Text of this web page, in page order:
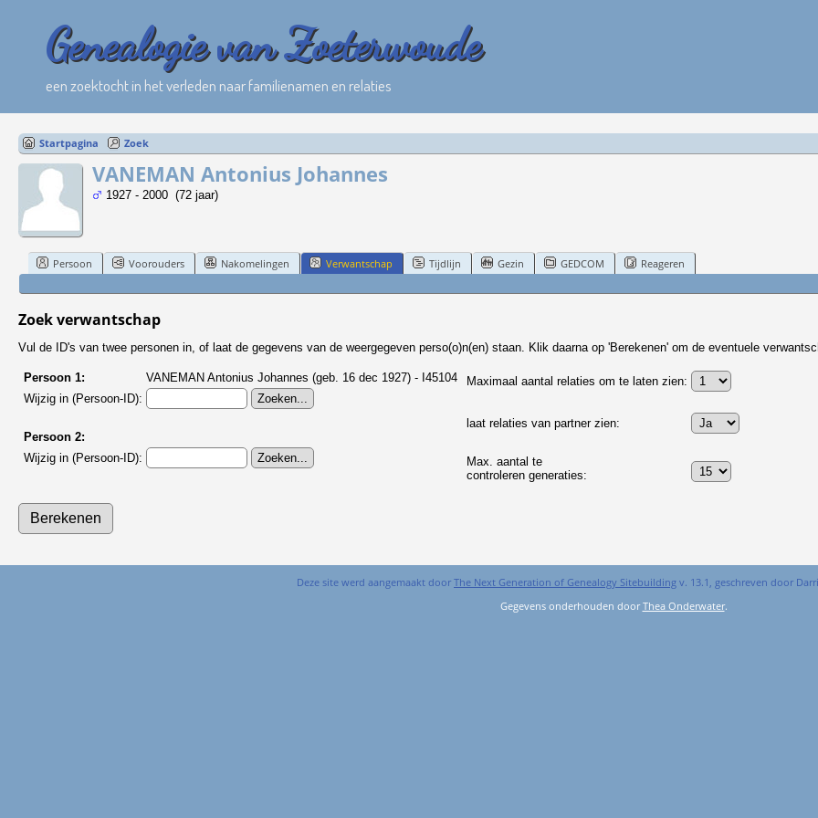
Genealogie van Zoeterwoude
een zoektocht in het verleden naar familienamen en relaties
Startpagina Zoek
VANEMAN Antonius Johannes
1927 - 2000 (72 jaar)
Persoon Voorouders Nakomelingen Verwantschap Tijdlijn Gezin GEDCOM Reageren
Zoek verwantschap
Vul de ID's van twee personen in, of laat de gegevens van de weergegeven perso(o)n(en) staan. Klik daarna op 'Berekenen' om de eventuele
Persoon 1:
VANEMAN Antonius Johannes (geb. 16 dec 1927) - I45104
Wijzig in (Persoon-ID):
Persoon 2:
Wijzig in (Persoon-ID):
Maximaal aantal relaties om te laten zien:
laat relaties van partner zien:
Max. aantal te
controleren generaties:
Deze site werd aangemaakt door The Next Generation of Genealogy Sitebuilding v. 13.1, geschreven door
Gegevens onderhouden doorThea Onderwater.